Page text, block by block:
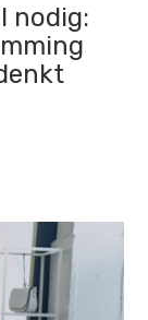
nodig: